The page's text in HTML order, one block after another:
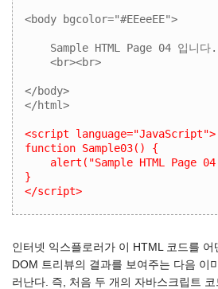
<body bgcolor="#EEeeEE">
    Sample HTML Page 04 입니다.
    <br><br>
</body>
</html>
<script language="JavaScript">
function Sample03() {
alert("Sample HTML Page 04
}
</script>
인터넷 익스플로러가 이 HTML 코드를
DOM 트리뷰의 결과를 보여주는 다음 이
러난다. 즉, 처음 두 개의 자바스크립트